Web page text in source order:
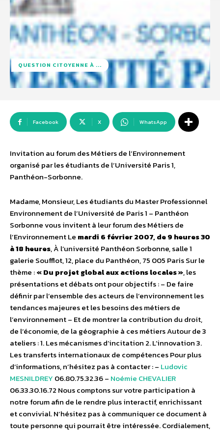
QUESTION CITOYENNE À ...
Facebook X WhatsApp
Invitation au forum des Métiers de l’Environnement
organisé par les étudiants de l’Université Paris 1,
Panthéon-Sorbonne.
Madame, Monsieur, Les étudiants du Master Professionnel
Environnement de l’Université de Paris 1 – Panthéon
Sorbonne vous invitent à leur forum des Métiers de
l’Environnement Le mardi 6 février 2007, de 9 heures 30
à 18 heures, À l’université Panthéon Sorbonne, salle 1
galerie Soufflot, 12, place du Panthéon, 75 005 Paris Sur le
thème :« Du projet global aux actions locales », les
présentations et débats ont pour objectifs : – De faire
définir par l’ensemble des acteurs de l’environnement les
tendances majeures et les besoins des métiers de
l’environnement – Et de montrer la contribution du droit,
de l’économie, de la géographie à ces métiers Autour de 3
ateliers : 1. Les mécanismes d’incitation 2. L’innovation 3.
Les transferts internationaux de compétences Pour plus
d’informations, n’hésitez pas à contacter : – Ludovic
MESNILDREY 06.80.75.32.36 – Noémie CHEVALIER
06.33.30.16.72 Nous comptons sur votre participation à
notre forum afin de le rendre plus interactif, enrichissant
et convivial. N’hésitez pas à communiquer ce document à
toute personne qui pourrait être intéressée. Cordialement,